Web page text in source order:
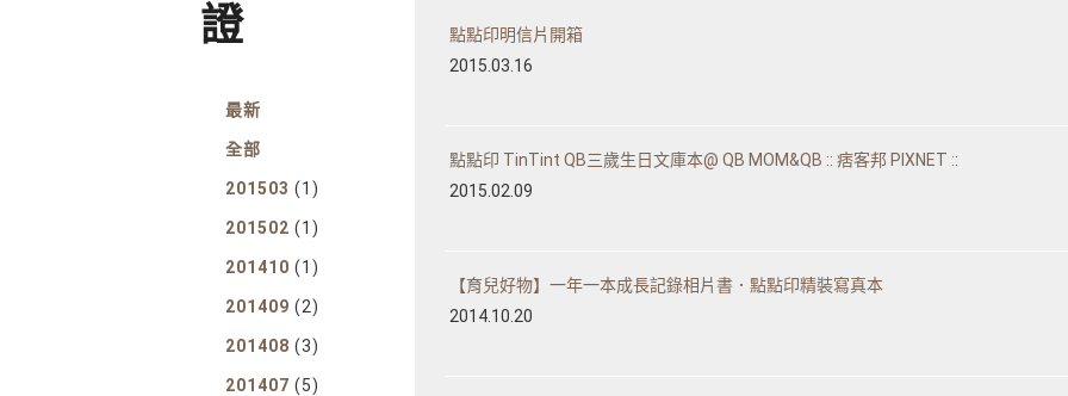
Fastbook
Fastbook 精裝本
相片沖印
結婚書約
1-3 歲 親子共讀本
3-6 歲 好寶寶卡
寵物
沙龍寫真
回憶
追星紀錄
證
最新
全部
201503 (1)
201502 (1)
201410 (1)
201409 (2)
201408 (3)
201407 (5)
點點印明信片開箱
2015.03.16
點點印 TinTint QB三歲生日文庫本@ QB MOM&QB :: 痞客邦 PIXNET ::
2015.02.09
【育兒好物】一年一本成長記錄相片書．點點印精裝寫真本
2014.10.20